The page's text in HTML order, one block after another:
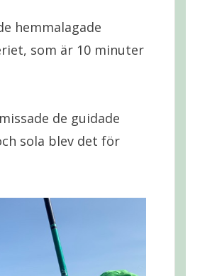
hemmalagade
som är 10 minuter
de guidade
sola blev det för